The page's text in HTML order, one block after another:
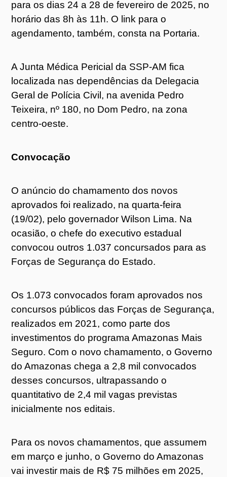
para os dias 24 a 28 de fevereiro de 2025, no
horário das 8h às 11h. O link para o
agendamento, também, consta na Portaria.
A Junta Médica Pericial da SSP-AM fica
localizada nas dependências da Delegacia
Geral de Polícia Civil, na avenida Pedro
Teixeira, nº 180, no Dom Pedro, na zona
centro-oeste.
Convocação
O anúncio do chamamento dos novos
aprovados foi realizado, na quarta-feira
(19/02), pelo governador Wilson Lima. Na
ocasião, o chefe do executivo estadual
convocou outros 1.037 concursados para as
Forças de Segurança do Estado.
Os 1.073 convocados foram aprovados nos
concursos públicos das Forças de Segurança,
realizados em 2021, como parte dos
investimentos do programa Amazonas Mais
Seguro. Com o novo chamamento, o Governo
do Amazonas chega a 2,8 mil convocados
desses concursos, ultrapassando o
quantitativo de 2,4 mil vagas previstas
inicialmente nos editais.
Para os novos chamamentos, que assumem
em março e junho, o Governo do Amazonas
vai investir mais de R$ 75 milhões em 2025,